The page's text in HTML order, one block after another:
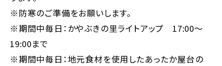
※防寒のご準備をお願いします。
※期間中毎日：かやぶきの里ライトアップ 17:00～
19:00まで
※期間中毎日：地元食材を使用したあったか屋台の